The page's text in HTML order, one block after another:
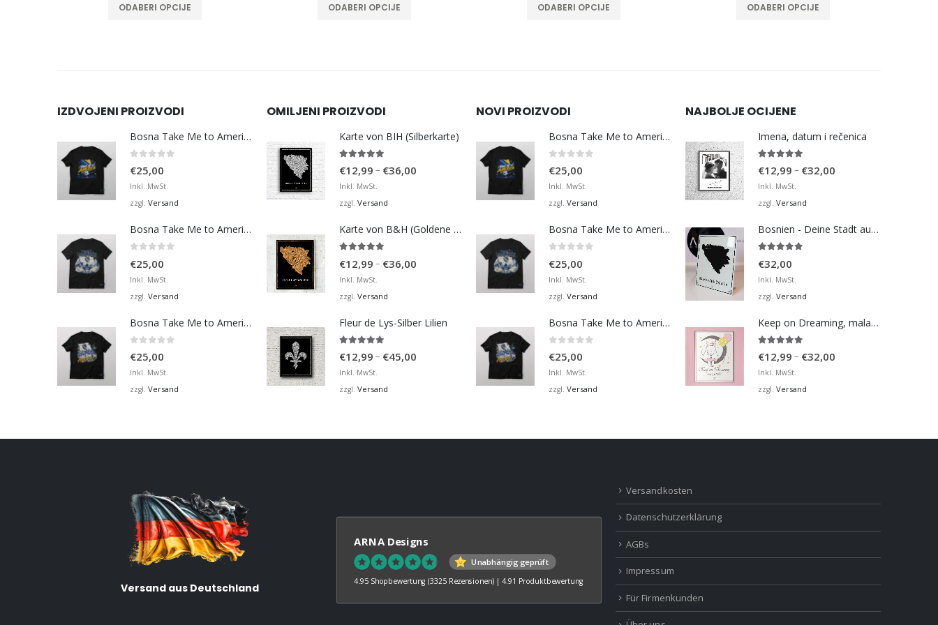
ODABERI OPCIJE ODABERI OPCIJE ODABERI OPCIJE ODABERI OPCIJE
IZDVOJENI PROIZVODI
Bosna Take Me to America Navijačka Majica 3
€25,00
Inkl. MwSt.
zzgl. Versand
Bosna Take Me to America Navijačka Majica 4
€25,00
Inkl. MwSt.
zzgl. Versand
Bosna Take Me to America Navijačka Majica 2
€25,00
Inkl. MwSt.
zzgl. Versand
OMILJENI PROIZVODI
Karte von BIH (Silberkarte)
€12,99 – €36,00
Inkl. MwSt.
zzgl. Versand
Karte von B&H (Goldene Karte)
€12,99 – €36,00
Inkl. MwSt.
zzgl. Versand
Fleur de Lys-Silber Lilien
€12,99 – €45,00
Inkl. MwSt.
zzgl. Versand
NOVI PROIZVODI
Bosna Take Me to America Navijačka Majica 3
€25,00
Inkl. MwSt.
zzgl. Versand
Bosna Take Me to America Navijačka Majica 4
€25,00
Inkl. MwSt.
zzgl. Versand
Bosna Take Me to America Navijačka Majica 2
€25,00
Inkl. MwSt.
zzgl. Versand
NAJBOLJE OCIJENE
Imena, datum i rečenica
€12,99 – €32,00
Inkl. MwSt.
zzgl. Versand
Bosnien - Deine Stadt auf der Karte - Black
€32,00
Inkl. MwSt.
zzgl. Versand
Keep on Dreaming, mala moja barbiko
€12,99 – €32,00
Inkl. MwSt.
zzgl. Versand
Versand aus Deutschland
ARNA Designs
Unabhängig geprüft
4.95 Shopbewertung (3325 Rezensionen) | 4.91 Produktbewertung
Versandkosten
Datenschutzerklärung
AGBs
Impressum
Für Firmenkunden